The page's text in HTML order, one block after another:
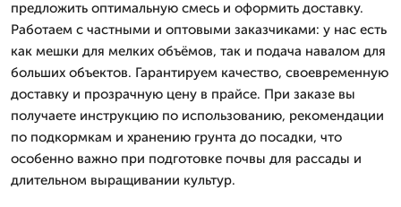
предложить оптимальную смесь и оформить доставку.
Работаем с частными и оптовыми заказчиками: у нас есть
как мешки для мелких объёмов, так и подача навалом для
больших объектов. Гарантируем качество, своевременную
доставку и прозрачную цену в прайсе. При заказе вы
получаете инструкцию по использованию, рекомендации
по подкормкам и хранению грунта до посадки, что
особенно важно при подготовке почвы для рассады и
длительном выращивании культур.